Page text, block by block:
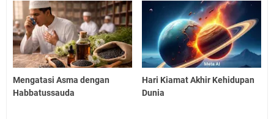
Mengatasi Asma dengan
Habbatussauda
Hari Kiamat Akhir Kehidupan
Dunia